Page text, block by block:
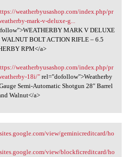
weatherbyusashop.com/index.php/pr
mark-v-deluxe-g...
MARK V DELUXE
WALNUT BOLT ACTION RIFLE – 6.5
RPM</a>
weatherbyusashop.com/index.php/pr
18i/"rel="dofollow">Weatherby
Semi-Automatic Shotgun 28″ Barrel
Walnut</a>
view
view/geminicreditcard/ho
view/blockficreditcard/ho